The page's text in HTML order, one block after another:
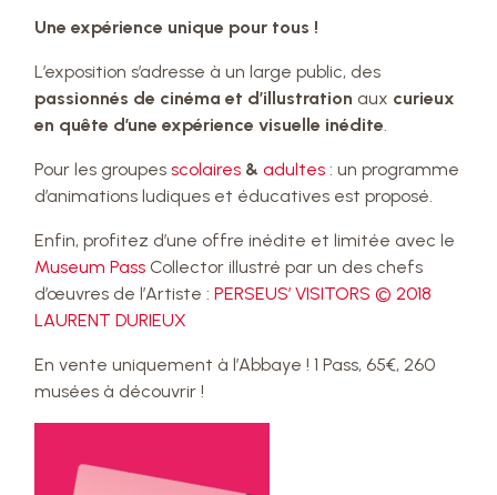
Une expérience unique pour tous !
L’exposition s’adresse à un large public, des
passionnés de cinéma et d’illustration aux curieux
en quête d’une expérience visuelle inédite.
Pour les groupesscolaires &adultes : un programme
d’animations ludiques et éducatives est proposé.
Enfin, profitez d’une offre inédite et limitée avec le
Museum Pass Collector illustré par un des chefs
d’œuvres de l’Artiste :PERSEUS’ VISITORS © 2018
LAURENT DURIEUX
En vente uniquement à l’Abbaye ! 1 Pass, 65€, 260
musées à découvrir !